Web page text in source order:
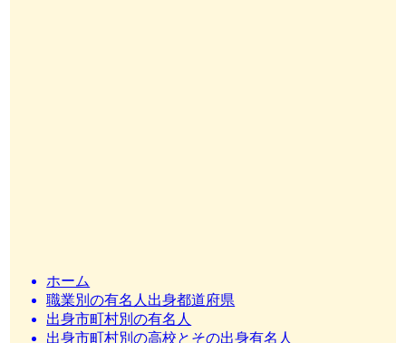
ホーム
職業別の有名人出身都道府県
出身市町村別の有名人
出身市町村別の高校とその出身有名人